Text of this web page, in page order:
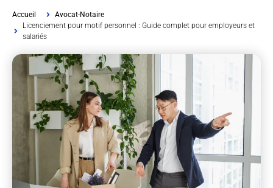
Accueil
Avocat-Notaire
Licenciement pour motif personnel : Guide complet pour employeurs et
salariés